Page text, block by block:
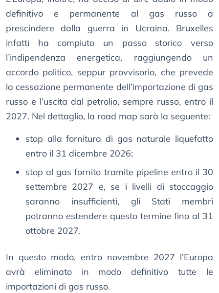
definitivo e permanente al gas russo a
prescindere dalla guerra in Ucraina. Bruxelles
infatti ha compiuto un passo storico verso
l’indipendenza energetica, raggiungendo un
accordo politico, seppur provvisorio, che prevede
la cessazione permanente dell’importazione di gas
russo e l’uscita dal petrolio, sempre russo, entro il
2027. Nel dettaglio, la road map sarà la seguente:
stop alla fornitura di gas naturale liquefatto
entro il 31 dicembre 2026;
stop al gas fornito tramite pipeline entro il 30
settembre 2027 e, se i livelli di stoccaggio
saranno insufficienti, gli Stati membri
potranno estendere questo termine fino al 31
ottobre 2027.
In questo modo, entro novembre 2027 l’Europa
avrà eliminato in modo definitivo tutte le
importazioni di gas russo.